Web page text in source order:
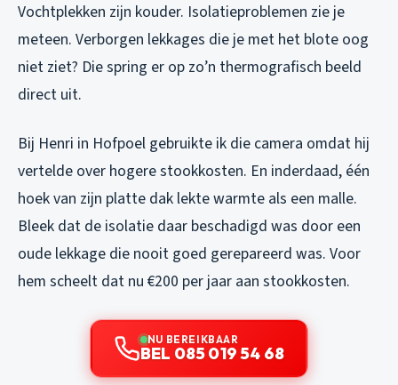
Vochtplekken zijn kouder. Isolatieproblemen zie je
meteen. Verborgen lekkages die je met het blote oog
niet ziet? Die spring er op zo’n thermografisch beeld
direct uit.
Bij Henri in Hofpoel gebruikte ik die camera omdat hij
vertelde over hogere stookkosten. En inderdaad, één
hoek van zijn platte dak lekte warmte als een malle.
Bleek dat de isolatie daar beschadigd was door een
oude lekkage die nooit goed gerepareerd was. Voor
hem scheelt dat nu €200 per jaar aan stookkosten.
NU BEREIKBAAR
BEL 085 019 54 68